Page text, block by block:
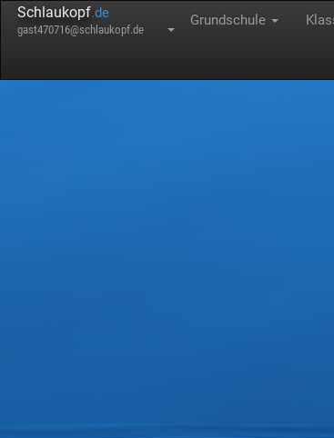
Schlaukopf.de
gast470716@schlaukopf.de
Grundschule